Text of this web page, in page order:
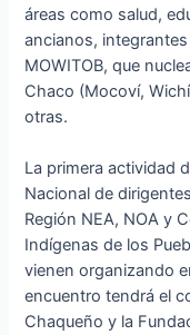
áreas como salud,
ancianos,
MOWITOB, que
Chaco (Mocoví,
otras.
La primera actividad
Nacional de
Región NEA, NOA y
Indígenas de los
vienen organizando
encuentro tendrá el
Chaqueño y la